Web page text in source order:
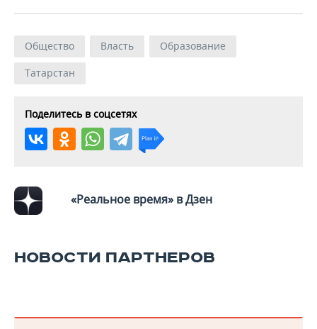
Общество Власть
Образование
Татарстан
Поделитесь в соцсетях
«Реальное время» в Дзен
НОВОСТИ ПАРТНЕРОВ